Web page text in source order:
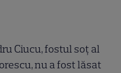
Ciucu, fostul soț al
nu a fost lăsat